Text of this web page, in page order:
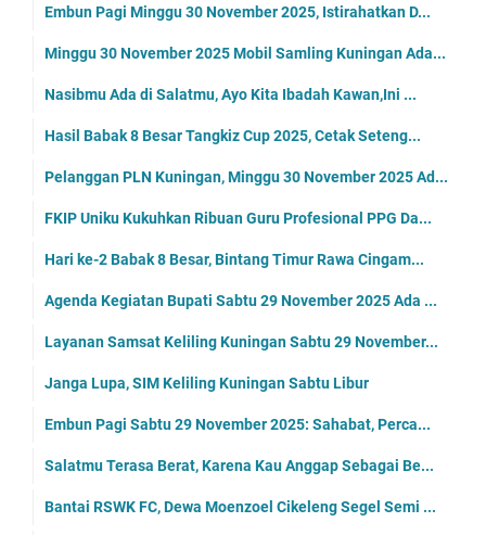
Embun Pagi Minggu 30 November 2025, Istirahatkan D...
Minggu 30 November 2025 Mobil Samling Kuningan Ada...
Nasibmu Ada di Salatmu, Ayo Kita Ibadah Kawan,Ini ...
Hasil Babak 8 Besar Tangkiz Cup 2025, Cetak Seteng...
Pelanggan PLN Kuningan, Minggu 30 November 2025 Ad...
FKIP Uniku Kukuhkan Ribuan Guru Profesional PPG Da...
Hari ke-2 Babak 8 Besar, Bintang Timur Rawa Cingam...
Agenda Kegiatan Bupati Sabtu 29 November 2025 Ada ...
Layanan Samsat Keliling Kuningan Sabtu 29 November...
Janga Lupa, SIM Keliling Kuningan Sabtu Libur
Embun Pagi Sabtu 29 November 2025: Sahabat, Perca...
Salatmu Terasa Berat, Karena Kau Anggap Sebagai Be...
Bantai RSWK FC, Dewa Moenzoel Cikeleng Segel Semi ...